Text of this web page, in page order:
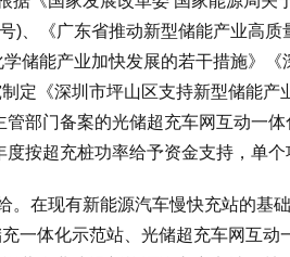
)、《广东省推动新型储能产业高
学储能产业加快发展的若干措施》
定《深圳市坪山区支持新型储能产
部门备案的光储超充车网互动一
按超充桩功率给予资金支持，单个
在现有新能源汽车慢快充站的基
一体化示范站、光储超充车网互动